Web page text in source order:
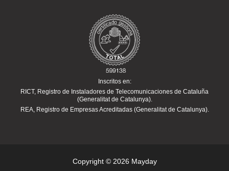
Inscritos en:
RICT, Registro de Instaladores de Telecomunicaciones de Cataluña
(Generalitat de Catalunya).
REA, Registro de Empresas Acreditadas (Generalitat de Catalunya).
Copyright © 2026 Mayday